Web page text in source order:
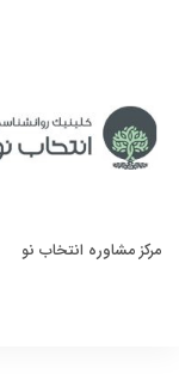
مرکز مشاوره انتخاب نو